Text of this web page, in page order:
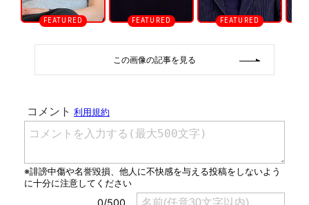
この画像の記事を見る